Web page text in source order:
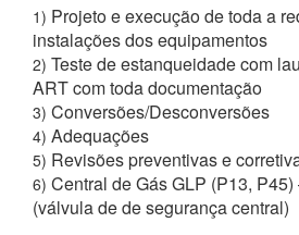
1) Projeto e execução de toda a
instalações dos equipamentos
2) Teste de estanqueidade com
ART com toda documentação
3) Conversões/Desconversões
4) Adequações
5) Revisões preventivas e
6) Central de Gás GLP (P13,
(válvula de de segurança central)